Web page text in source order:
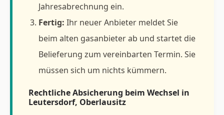
Jahresabrechnung ein.
Fertig: Ihr neuer Anbieter meldet Sie
beim alten gasanbieter ab und startet die
Belieferung zum vereinbarten Termin. Sie
müssen sich um nichts kümmern.
Rechtliche Absicherung beim Wechsel in
Leutersdorf, Oberlausitz